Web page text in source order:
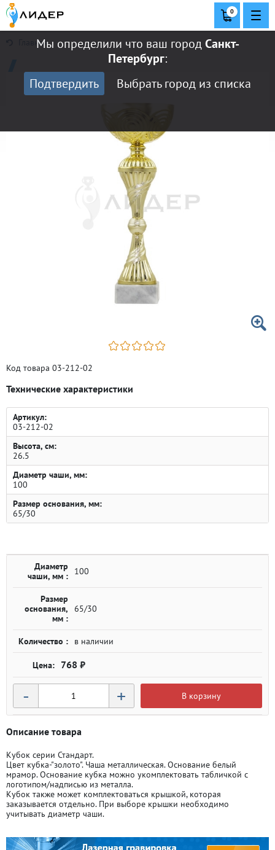
Мы определили что ваш городСанкт-
Петербург:
Подтвердить
Выбрать город из списка
0
Главная
Код товара 03-212-02
Технические характеристики
Артикул:
03-212-02
Высота, см:
26.5
Диаметр чаши, мм:
100
Размер основания, мм:
65/30
Диаметр
чаши, мм :
100
Размер
основания,
мм :
65/30
Количество : в наличии
768 ₽
- + В корзину
Описание товара
Кубок серии Стандарт.
Цвет кубка-"золото". Чаша металлическая. Основание белый
мрамор. Основание кубка можно укомплектовать табличкой с
логотипом/надписью из металла.
Кубок также может комплектоваться крышкой, которая
заказывается отдельно. При выборе крышки необходимо
учитывать диаметр чаши.